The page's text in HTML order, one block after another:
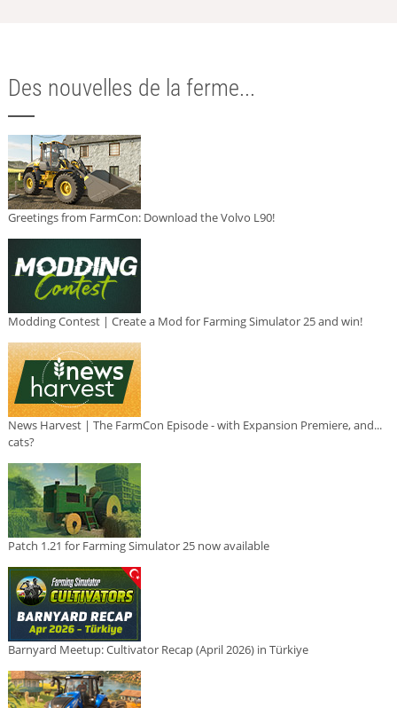
Des nouvelles de la ferme...
Greetings from FarmCon: Download the Volvo L90!
Modding Contest | Create a Mod for Farming Simulator 25 and win!
News Harvest | The FarmCon Episode - with Expansion Premiere, and...
cats?
Patch 1.21 for Farming Simulator 25 now available
Barnyard Meetup: Cultivator Recap (April 2026) in Türkiye